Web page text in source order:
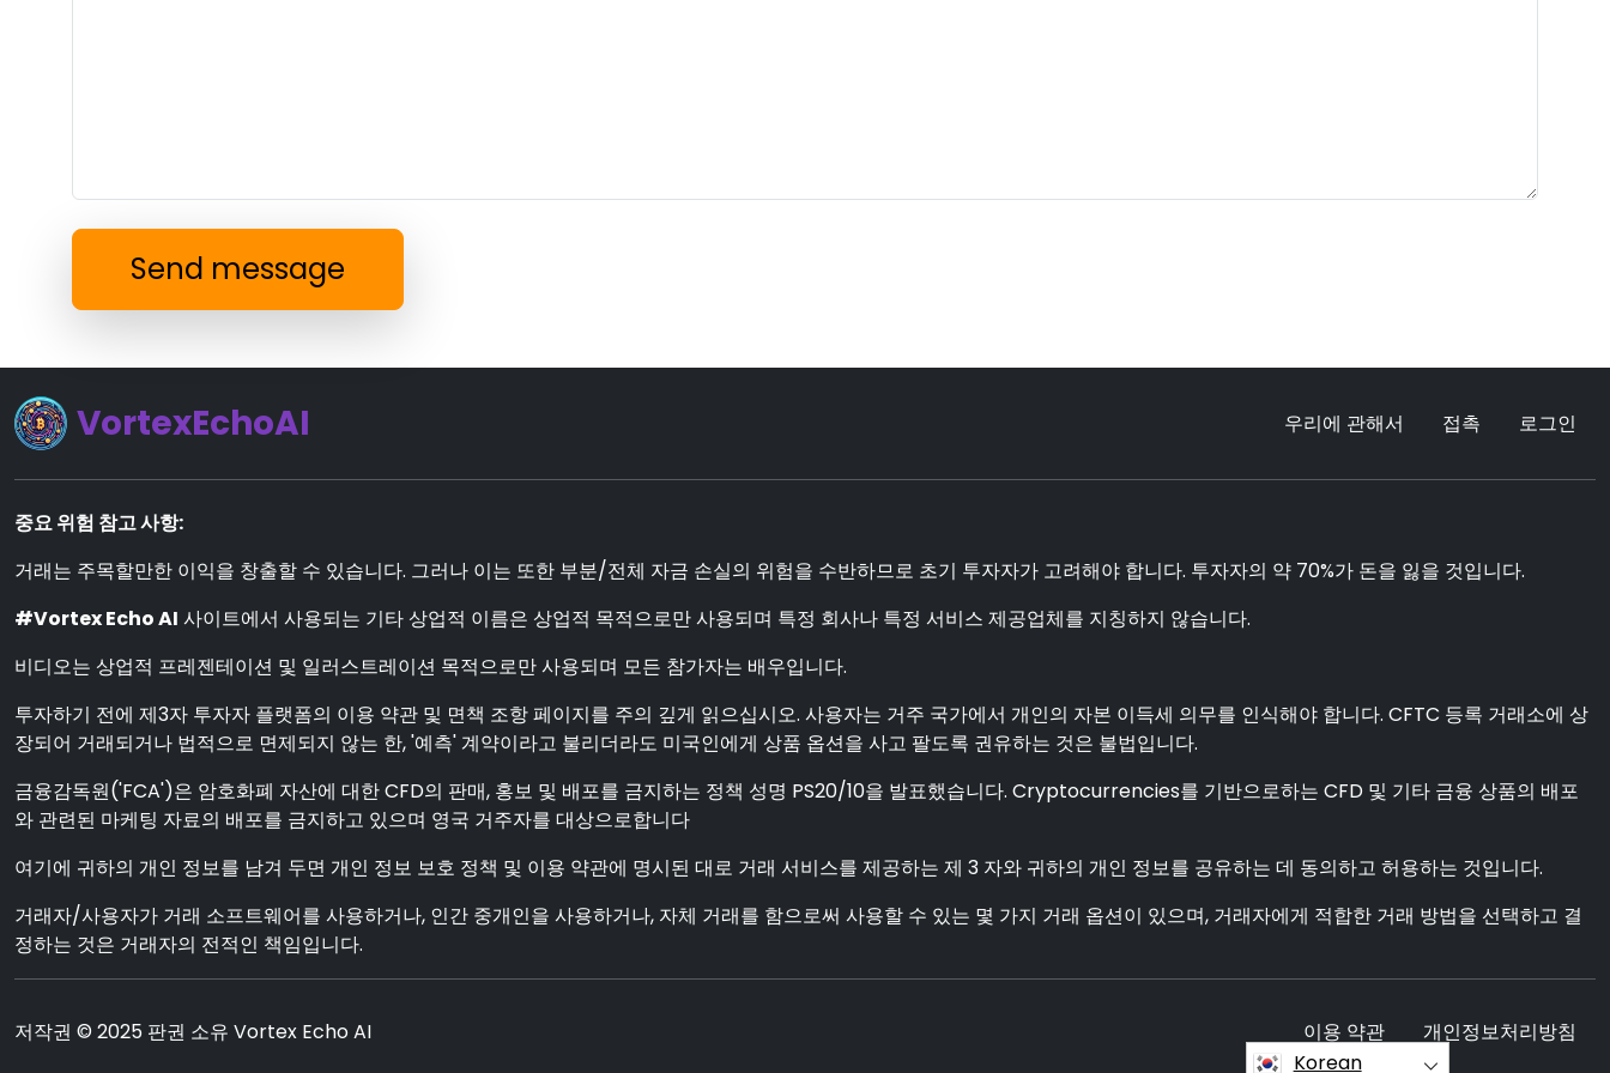
Send message
VortexEchoAI 우리에 관해서 접촉 로그인
중요 위험 참고 사항:
거래는 주목할만한 이익을 창출할 수 있습니다. 그러나 이는 또한 부분/전체 자금 손실의 위험을 수반하므로 초기 투자자가 고려해야 합니다. 투자자의 약 70%가 돈을 잃을 것입니다.
#Vortex Echo AI 사이트에서 사용되는 기타 상업적 이름은 상업적 목적으로만 사용되며 특정 회사나 특정 서비스 제공업체를 지칭하지 않습니다.
비디오는 상업적 프레젠테이션 및 일러스트레이션 목적으로만 사용되며 모든 참가자는 배우입니다.
투자하기 전에 제3자 투자자 플랫폼의 이용 약관 및 면책 조항 페이지를 주의 깊게 읽으십시오. 사용자는 거주 국가에서 개인의 자본 이득세 의무를 인식해야 합니다. CFTC 등록 거래소에 상
장되어 거래되거나 법적으로 면제되지 않는 한, '예측' 계약이라고 불리더라도 미국인에게 상품 옵션을 사고 팔도록 권유하는 것은 불법입니다.
금융감독원('FCA')은 암호화폐 자산에 대한 CFD의 판매, 홍보 및 배포를 금지하는 정책 성명 PS20/10을 발표했습니다. Cryptocurrencies를 기반으로하는 CFD 및 기타 금융 상품의 배포
와 관련된 마케팅 자료의 배포를 금지하고 있으며 영국 거주자를 대상으로합니다
여기에 귀하의 개인 정보를 남겨 두면 개인 정보 보호 정책 및 이용 약관에 명시된 대로 거래 서비스를 제공하는 제 3 자와 귀하의 개인 정보를 공유하는 데 동의하고 허용하는 것입니다.
거래자/사용자가 거래 소프트웨어를 사용하거나, 인간 중개인을 사용하거나, 자체 거래를 함으로써 사용할 수 있는 몇 가지 거래 옵션이 있으며, 거래자에게 적합한 거래 방법을 선택하고 결
정하는 것은 거래자의 전적인 책임입니다.
저작권 © 2025 판권 소유 Vortex Echo AI 이용 약관
개인정보처리방침
Korean